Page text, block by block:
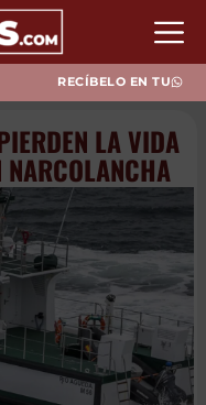
RECÍBELO EN TU
PIERDEN